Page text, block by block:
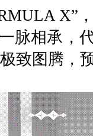
X”
脉相承，
致图腾，